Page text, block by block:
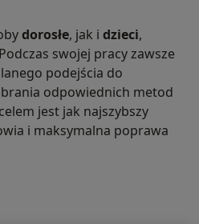
dorosłe, jak i dzieci,
swojej pracy zawsze
podejścia do
odpowiednich metod
jest jak najszybszy
i maksymalna poprawa